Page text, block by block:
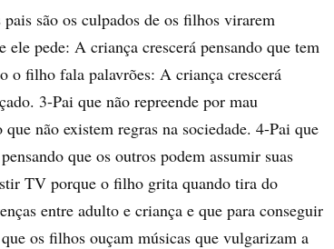
são os culpados de os filhos virarem
pede: A criança crescerá pensando que tem
o filho fala palavrões: A criança crescerá
3-Pai que não repreende por mau
não existem regras na sociedade. 4-Pai que
que os outros podem assumir suas
TV porque o filho grita quando tira do
entre adulto e criança e que para conseguir
os filhos ouçam músicas que vulgarizam a